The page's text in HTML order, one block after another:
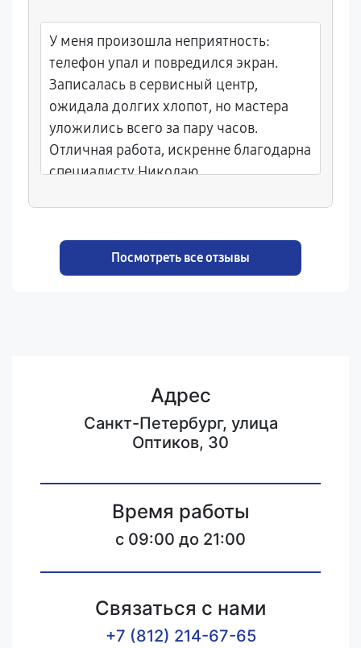
У меня произошла неприятность:
телефон упал и повредился экран.
Записалась в сервисный центр,
ожидала долгих хлопот, но мастера
уложились всего за пару часов.
Отличная работа, искренне благодарна
специалисту Николаю.
Посмотреть все отзывы
Адрес
Санкт-Петербург, улица
Оптиков, 30
Время работы
c 09:00 до 21:00
Связаться с нами
+7 (812) 214-67-65